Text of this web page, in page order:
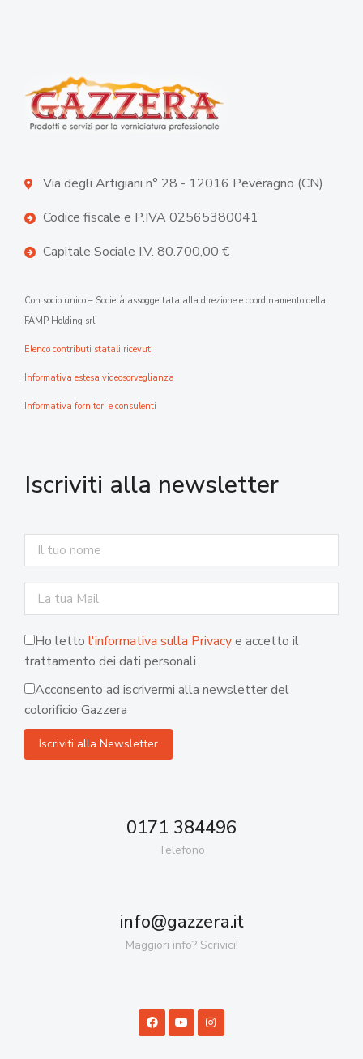
Via degli Artigiani n° 28 - 12016 Peveragno (CN)
Codice fiscale e P.IVA 02565380041
Capitale Sociale I.V. 80.700,00 €
Con socio unico – Società assoggettata alla direzione e coordinamento della
FAMP Holding srl
Elenco contributi statali ricevuti
Informativa estesa videosorveglianza
Informativa fornitori e consulenti
Iscriviti alla newsletter
Ho letto l'informativa sulla Privacye accetto il
trattamento dei dati personali.
Acconsento ad iscrivermi alla newsletter del
colorificio Gazzera
0171 384496
Telefono
info@gazzera.it
Maggiori info? Scrivici!